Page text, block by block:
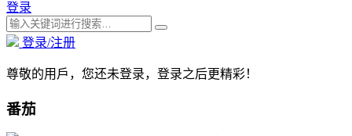
登录
登录/注册
尊敬的用戶，您还未登录，登录之后更精彩！
番茄